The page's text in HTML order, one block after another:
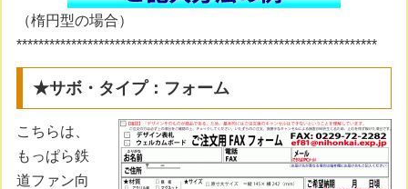
（楕円型の場合）
******************************************************************
★サボ・タイプ：フォーム
こちらは、
もっぱら鉄
道ファン向